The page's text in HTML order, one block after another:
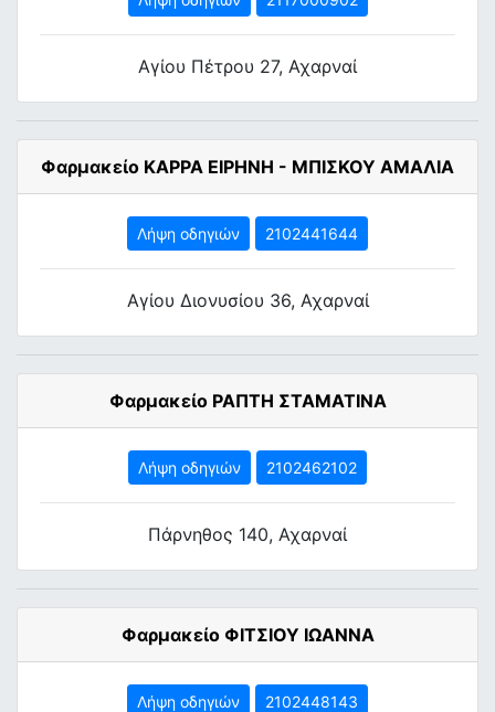
Αγίου Πέτρου 27, Αχαρναί
Φαρμακείο ΚΑΡΡΑ ΕΙΡΗΝΗ - ΜΠΙΣΚΟΥ ΑΜΑΛΙΑ
Λήψη οδηγιών 2102441644
Αγίου Διονυσίου 36, Αχαρναί
Φαρμακείο ΡΑΠΤΗ ΣΤΑΜΑΤΙΝΑ
Λήψη οδηγιών 2102462102
Πάρνηθος 140, Αχαρναί
Φαρμακείο ΦΙΤΣΙΟΥ ΙΩΑΝΝΑ
Λήψη οδηγιών 2102448143